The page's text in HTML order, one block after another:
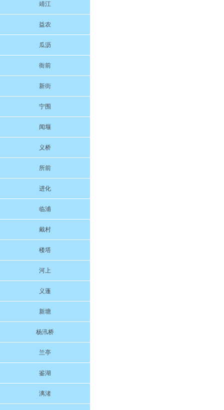
靖江
益农
瓜沥
衙前
新街
宁围
闻堰
义桥
所前
进化
临浦
戴村
楼塔
河上
义蓬
新塘
杨汛桥
兰亭
鉴湖
漓渚